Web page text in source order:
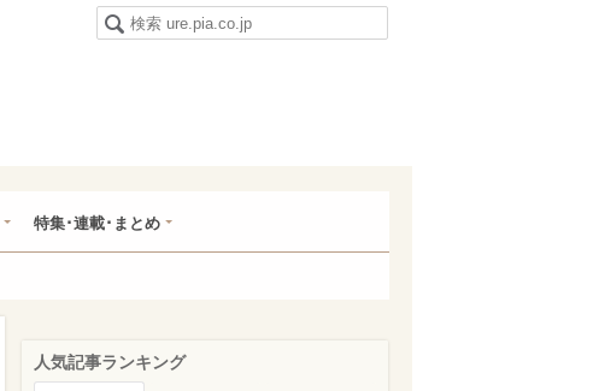
特集･連載･まとめ
人気記事ランキング